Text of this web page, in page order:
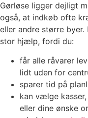
Gørløse ligger dejligt
også, at indkøb ofte
eller andre større
stor hjælp, fordi du:
får alle råvarer
lidt uden for
spar­er tid på
kan vælge
eller dine ønske